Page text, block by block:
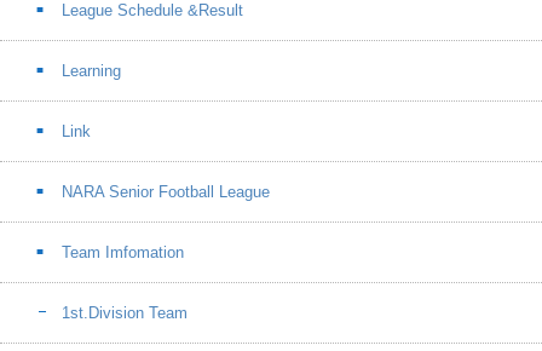
League Schedule &Result
Learning
Link
NARA Senior Football League
Team Imfomation
1st.Division Team